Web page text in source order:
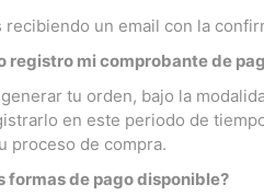
recibiendo un email con la
registro mi comprobante de
tu orden, bajo la
en este periodo de
proceso de compra.
formas de pago disponible?